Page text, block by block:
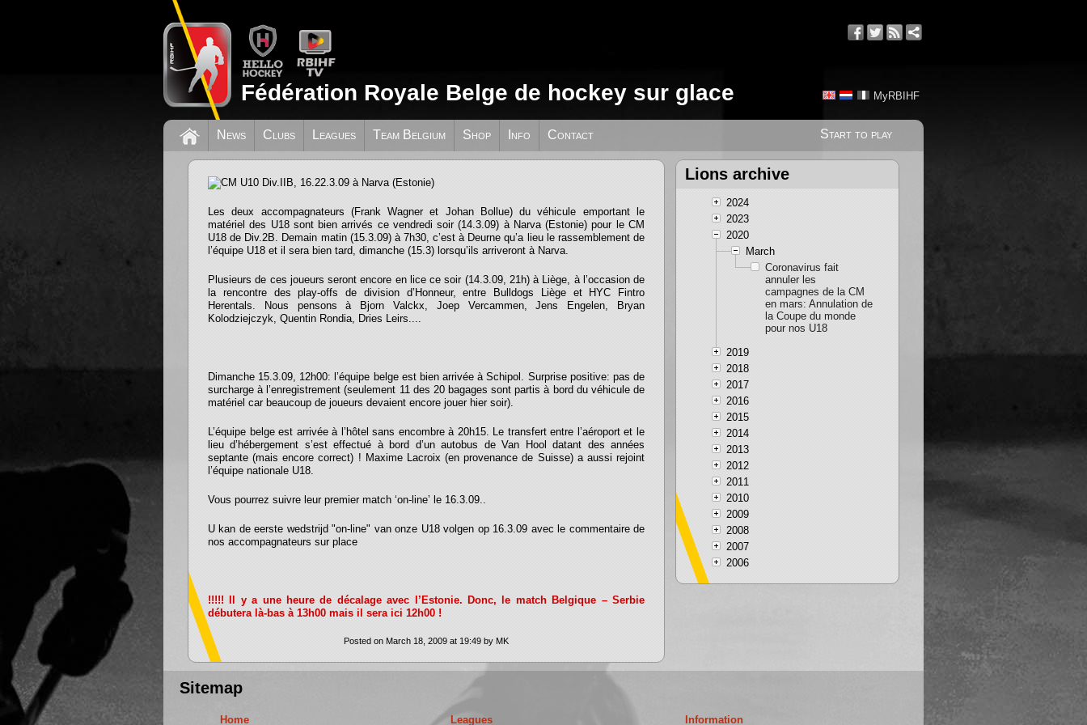
MyRBIHF
Fédération Royale Belge de hockey sur glace
Start to play
News Clubs Leagues Team Belgium Shop Info Contact
CM U10 Div.IIB, 16.22.3.09 à Narva (Estonie)
Les deux accompagnateurs (Frank Wagner et Johan Bollue) du véhicule emportant le
matériel des U18 sont bien arrivés ce vendredi soir (14.3.09) à Narva (Estonie) pour le CM
U18 de Div.2B. Demain matin (15.3.09) à 7h30, c’est à Deurne qu’a lieu le rassemblement de
l’équipe U18 et il sera bien tard, dimanche (15.3) lorsqu’ils arriveront à Narva.
Plusieurs de ces joueurs seront encore en lice ce soir (14.3.09, 21h) à Liège, à l’occasion de
la rencontre des play-offs de division d’Honneur, entre Bulldogs Liège et HYC Fintro
Herentals. Nous pensons à
Bjorn Valckx, Joep Vercammen, Jens Engelen, Bryan
Kolodziejczyk, Quentin Rondia, Dries Leirs....
Dimanche 15.3.09, 12h00: l’équipe belge est bien arrivée à Schipol. Surprise positive: pas de
surcharge à l’enregistrement (seulement 11 des 20 bagages sont partis à bord du véhicule de
matériel car beaucoup de joueurs devaient encore jouer hier soir).
L’équipe belge est arrivée à l’hôtel sans encombre à 20h15. Le transfert entre l’aéroport et le
lieu d’hébergement s’est effectué à bord d’un autobus de Van Hool datant des années
septante (mais encore correct) ! Maxime Lacroix (en provenance de Suisse) a aussi rejoint
l’équipe nationale U18.
Vous pourrez suivre leur premier match ‘on-line’ le 16.3.09..
U kan de eerste wedstrijd "on-line" van onze U18 volgen op 16.3.09 avec le commentaire de
nos accompagnateurs sur place
!!!!! Il y a une heure de décalage avec l’Estonie. Donc, le match Belgique – Serbie
débutera là-bas à 13h00 mais il sera ici 12h00 !
Posted on March 18, 2009 at 19:49 by MK
Lions archive
2024
2023
2020
March
Coronavirus fait
annuler les
campagnes de la CM
en mars: Annulation de
la Coupe du monde
pour nos U18
2019
2018
2017
2016
2015
2014
2013
2012
2011
2010
2009
2008
2007
2006
Sitemap
Home Leagues Information